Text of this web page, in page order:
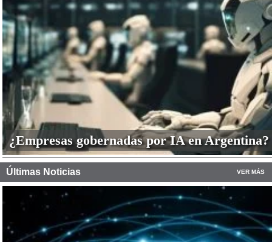
¿Empresas gobernadas por IA en Argentina?
Últimas Noticias VER MÁS